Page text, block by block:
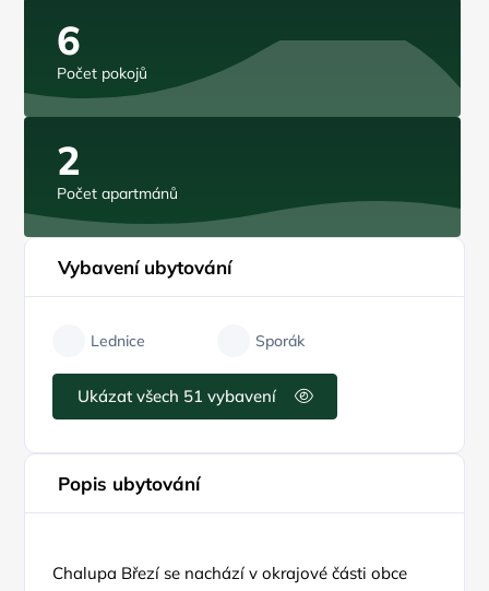
6
Počet pokojů
2
Počet apartmánů
Vybavení ubytování
Lednice Sporák
Ukázat všech 51 vybavení
Popis ubytování
Chalupa Březí se nachází v okrajové části obce